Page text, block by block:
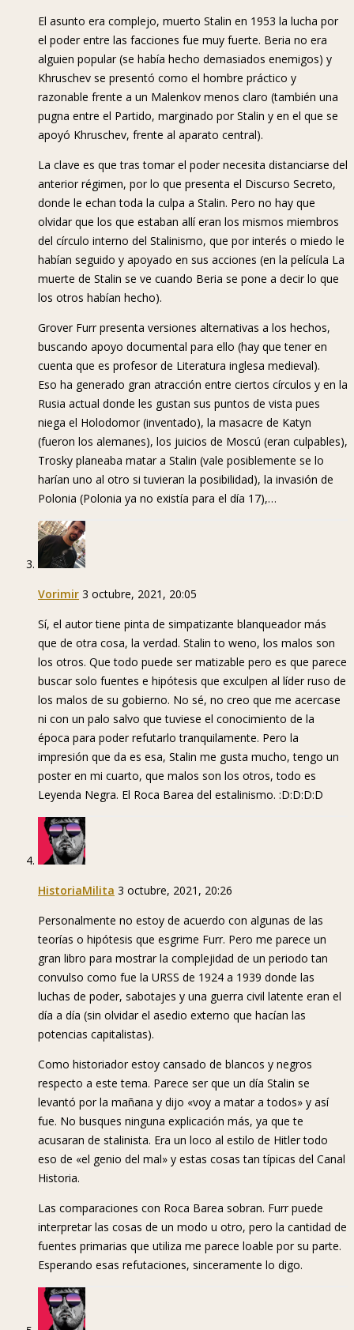
El asunto era complejo, muerto Stalin en 1953 la lucha por
el poder entre las facciones fue muy fuerte. Beria no era
alguien popular (se había hecho demasiados enemigos) y
Khruschev se presentó como el hombre práctico y
razonable frente a un Malenkov menos claro (también una
pugna entre el Partido, marginado por Stalin y en el que se
apoyó Khruschev, frente al aparato central).
La clave es que tras tomar el poder necesita distanciarse del
anterior régimen, por lo que presenta el Discurso Secreto,
donde le echan toda la culpa a Stalin. Pero no hay que
olvidar que los que estaban allí eran los mismos miembros
del círculo interno del Stalinismo, que por interés o miedo le
habían seguido y apoyado en sus acciones (en la película La
muerte de Stalin se ve cuando Beria se pone a decir lo que
los otros habían hecho).
Grover Furr presenta versiones alternativas a los hechos,
buscando apoyo documental para ello (hay que tener en
cuenta que es profesor de Literatura inglesa medieval).
Eso ha generado gran atracción entre ciertos círculos y en la
Rusia actual donde les gustan sus puntos de vista pues
niega el Holodomor (inventado), la masacre de Katyn
(fueron los alemanes), los juicios de Moscú (eran culpables),
Trosky planeaba matar a Stalin (vale posiblemente se lo
harían uno al otro si tuvieran la posibilidad), la invasión de
Polonia (Polonia ya no existía para el día 17),…
Vorimir 3 octubre, 2021, 20:05
Sí, el autor tiene pinta de simpatizante blanqueador más
que de otra cosa, la verdad. Stalin to weno, los malos son
los otros. Que todo puede ser matizable pero es que parece
buscar solo fuentes e hipótesis que exculpen al líder ruso de
los malos de su gobierno. No sé, no creo que me acercase
ni con un palo salvo que tuviese el conocimiento de la
época para poder refutarlo tranquilamente. Pero la
impresión que da es esa, Stalin me gusta mucho, tengo un
poster en mi cuarto, que malos son los otros, todo es
Leyenda Negra. El Roca Barea del estalinismo. :D:D:D:D
HistoriaMilita 3 octubre, 2021, 20:26
Personalmente no estoy de acuerdo con algunas de las
teorías o hipótesis que esgrime Furr. Pero me parece un
gran libro para mostrar la complejidad de un periodo tan
convulso como fue la URSS de 1924 a 1939 donde las
luchas de poder, sabotajes y una guerra civil latente eran el
día a día (sin olvidar el asedio externo que hacían las
potencias capitalistas).
Como historiador estoy cansado de blancos y negros
respecto a este tema. Parece ser que un día Stalin se
levantó por la mañana y dijo «voy a matar a todos» y así
fue. No busques ninguna explicación más, ya que te
acusaran de stalinista. Era un loco al estilo de Hitler todo
eso de «el genio del mal» y estas cosas tan típicas del Canal
Historia.
Las comparaciones con Roca Barea sobran. Furr puede
interpretar las cosas de un modo u otro, pero la cantidad de
fuentes primarias que utiliza me parece loable por su parte.
Esperando esas refutaciones, sinceramente lo digo.